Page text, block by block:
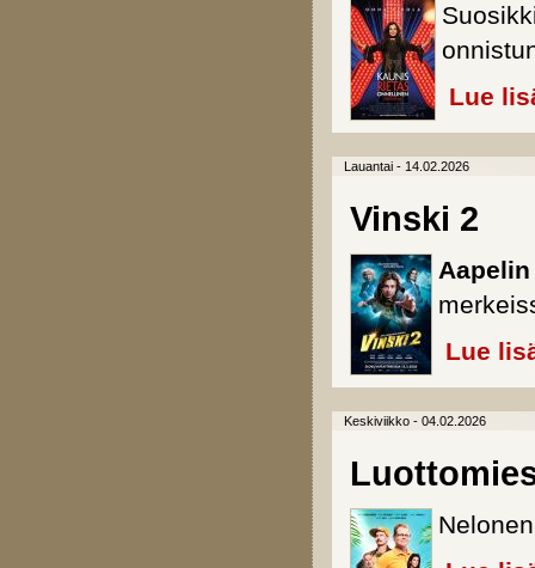
Lue
Lauantai - 14.02.2026
Vinski 2
Lue
Keskiviikko - 04.02.2026